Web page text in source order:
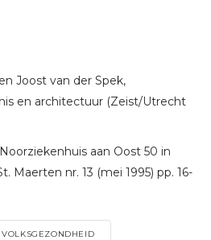
Joost van der Spek,
en architectuur (Zeist/Utrecht
aan Oost 50 in
Maerten nr. 13 (mei 1995) pp. 16-
VOLKSGEZONDHEID